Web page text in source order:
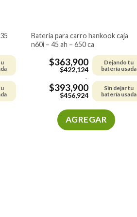
batería para carro hankook caja
n60i – 45 ah – 650 ca
$363,900
$422,124
Dejando tu
batería usada
-
$393,900
$456,924
Sin dejar tu
batería usada
AGREGAR